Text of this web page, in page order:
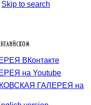
Skip to search